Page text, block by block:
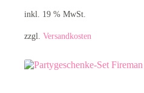
inkl. 19 % MwSt.
zzgl. Versandkosten